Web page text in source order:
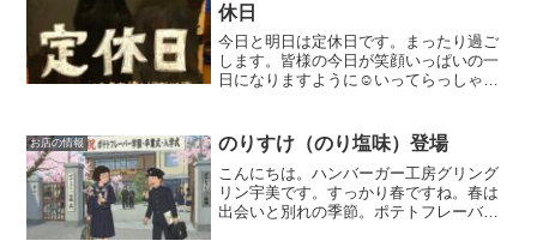
休日￼
今日と明日は定休日です。まったり過ご
します。皆様の今日が笑顔いっぱいの一
日になりますように☺いってらっしゃ
お店の情報 のりすけ（のり塩味）登場
こんにちは。ハンバーガー工房グリング
リン宇美です。すっかり春ですね。春は
出会いと別れの季節。ポテトフレーバー